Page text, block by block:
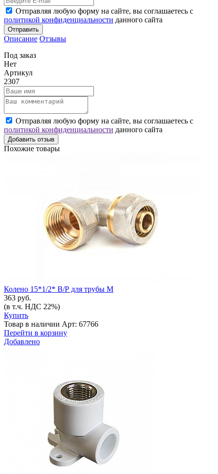
Отправляя любую форму на сайте, вы соглашаетесь с
политикой конфиденциальности данного сайта
Отправить
Описание Отзывы
Под заказ
Нет
Артикул
2307
Отправляя любую форму на сайте, вы соглашаетесь с
политикой конфиденциальности данного сайта
Добавить отзыв
Похожие товары
Колено 15*1/2* В/Р для трубы М
363 руб.
(в т.ч. НДС 22%)
Купить
Товар в наличии Арт: 67766
Перейти в корзину
Добавлено